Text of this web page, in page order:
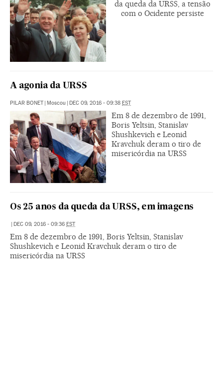
da queda da URSS, a tensão
com o Ocidente persiste
A agonia da URSS
PILAR BONET | Moscou | DEC 09, 2016 - 09:38 EST
Em 8 de dezembro de 1991,
Boris Yeltsin, Stanislav
Shushkevich e Leonid
Kravchuk deram o tiro de
misericórdia na URSS
Os 25 anos da queda da URSS, em imagens
| DEC 09, 2016 - 09:36 EST
Em 8 de dezembro de 1991, Boris Yeltsin, Stanislav
Shushkevich e Leonid Kravchuk deram o tiro de
misericórdia na URSS